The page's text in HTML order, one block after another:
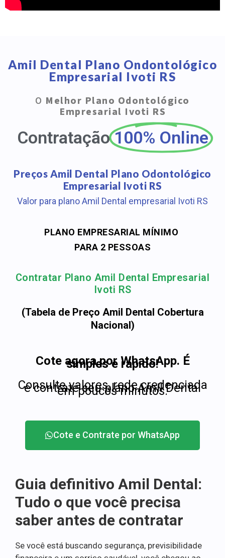
Amil Dental Plano Ondontológico
Empresarial Ivoti RS
O Melhor Plano Odontológico
Empresarial Ivoti RS
Contratação 100% Online
Preços Amil Dental Plano Odontológico
Empresarial Ivoti RS
Valor para plano Amil Dental empresarial Ivoti RS
PLANO EMPRESARIAL MÍNIMO
PARA 2 PESSOAS
Contratar Plano Amil Dental Empresarial
Ivoti RS
(Tabela de Preço Amil Dental Cobertura
Nacional)
Cote agora por WhatsApp. É
simples e rápido!
Consulte valores, rede credenciada
e contrate seu plano Amil Dental
em poucos minutos.
Cote e Contrate por WhatsApp
Guia definitivo Amil Dental:
Tudo o que você precisa
saber antes de contratar
Se você está buscando segurança, previsibilidade